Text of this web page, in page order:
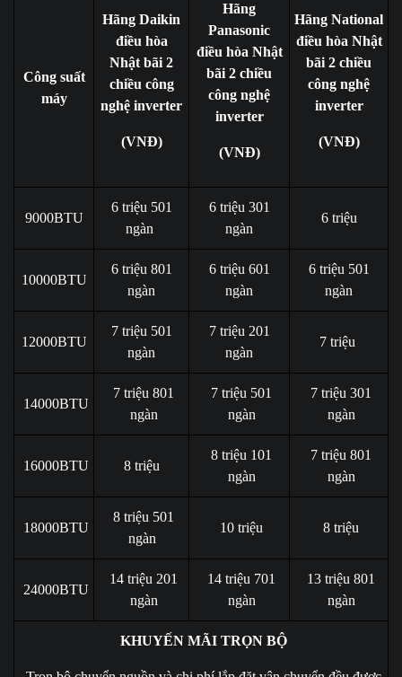
Công suất
máy
Hãng Daikin
điều hòa
Nhật bãi 2
chiều công
nghệ inverter
(VNĐ)
Hãng
Panasonic
điều hòa Nhật
bãi 2 chiều
công nghệ
inverter
(VNĐ)
Hãng National
điều hòa Nhật
bãi 2 chiều
công nghệ
inverter
(VNĐ)
9000BTU
6 triệu 501
ngàn
6 triệu 301
ngàn
6 triệu
10000BTU
6 triệu 801
ngàn
6 triệu 601
ngàn
6 triệu 501
ngàn
12000BTU
7 triệu 501
ngàn
7 triệu 201
ngàn
7 triệu
14000BTU
7 triệu 801
ngàn
7 triệu 501
ngàn
7 triệu 301
ngàn
16000BTU 8 triệu
8 triệu 101
ngàn
7 triệu 801
ngàn
18000BTU
8 triệu 501
ngàn
10 triệu 8 triệu
24000BTU
14 triệu 201
ngàn
14 triệu 701
ngàn
13 triệu 801
ngàn
KHUYẾN MÃI TRỌN BỘ